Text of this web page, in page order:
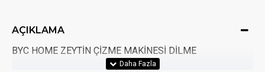
AÇIKLAMA
BYC HOME ZEYTİN ÇİZME MAKİNESİ DİLME